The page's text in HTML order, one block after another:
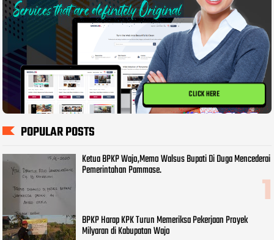
CLICK HERE
POPULAR POSTS
Ketua BPKP Wajo,Memo Walsus Bupati Di Duga Mencederai
Pemerintahan Pammase.
BPKP Harap KPK Turun Memeriksa Pekerjaan Proyek
Milyaran di Kabupatan Wajo